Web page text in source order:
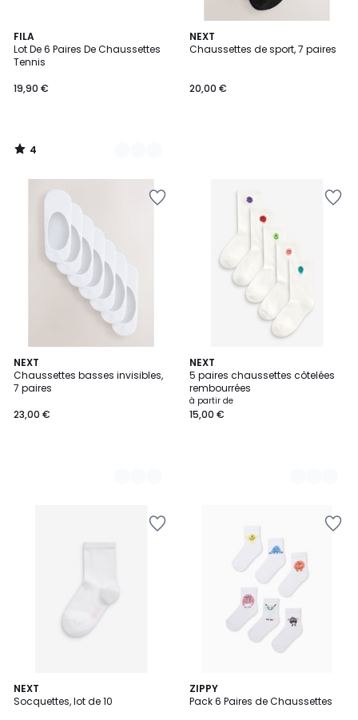
FILA
Lot De 6 Paires De Chaussettes
Tennis
19,90 €
4
/
5
5
Couleurs
4
/
NEXT
Chaussettes de sport, 7 paires
20,00 €
NEXT
Chaussettes basses invisibles,
7 paires
23,00 €
3
Couleurs
NEXT
5 paires chaussettes côtelées
rembourrées
à partir de
15,00 €
2
Couleurs
NEXT
Socquettes, lot de 10
ZIPPY
Pack 6 Paires de Chaussettes